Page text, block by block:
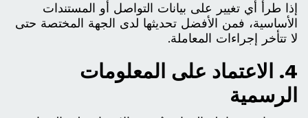
إذا طرأ أي تغيير على بيانات التواصل أو المستندات
الأساسية، فمن الأفضل تحديثها لدى الجهة المختصة حتى
لا تتأخر إجراءات المعاملة.
4. الاعتماد على المعلومات
الرسمية